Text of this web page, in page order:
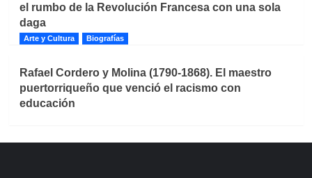
el rumbo de la Revolución Francesa con una sola
daga
Arte y Cultura Biografías
Rafael Cordero y Molina (1790-1868). El maestro
puertorriqueño que venció el racismo con
educación